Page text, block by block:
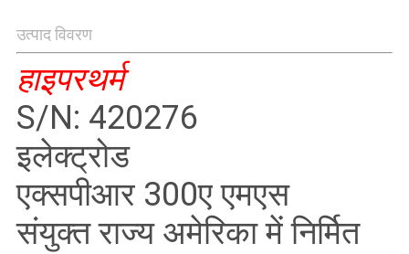
उत्पाद विवरण
हाइपरथर्म
S/N: 420276
इलेक्ट्रोड
एक्सपीआर 300ए एमएस
संयुक्त राज्य अमेरिका में निर्मित